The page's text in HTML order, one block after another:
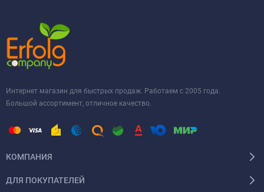
Интернет магазин для быстрых продаж. Работаем с 2005 года.
Большой ассортимент, отличное качество.
КОМПАНИЯ
ДЛЯ ПОКУПАТЕЛЕЙ